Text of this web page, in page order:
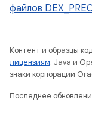
файлов
Контент и образцы
лицензиям. Java и
знаки корпорации
Последнее